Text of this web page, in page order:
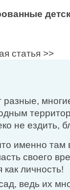
статья >>
разные,
не ездить,
именно там
своего
личность!
ведь их